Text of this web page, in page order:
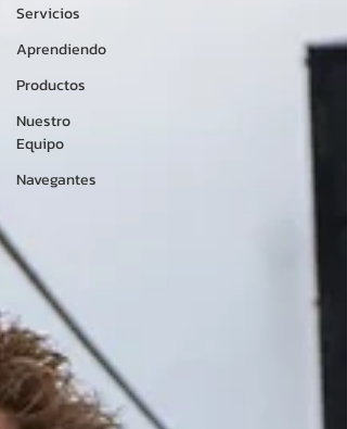
Servicios
Aprendiendo
Productos
Nuestro
Equipo
Navegantes